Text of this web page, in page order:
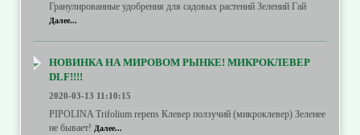
Гранулированные удобрения для садовых растений Зелений Гай
Далее...
НОВИНКА НА МИРОВОМ РЫНКЕ! МИКРОКЛЕВЕР
DLF!!!!
2020-03-13 11:10:15
PIPOLINA Trifolium repens Клевер ползучий (микроклевер) Зеленее
не бывает! Далее...